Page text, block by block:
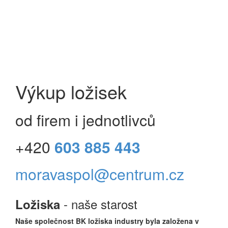
Výkup ložisek
od firem i jednotlivců
+420 603 885 443
moravaspol@centrum.cz
Ložiska - naše starost
Naše společnost BK ložiska industry byla založena v